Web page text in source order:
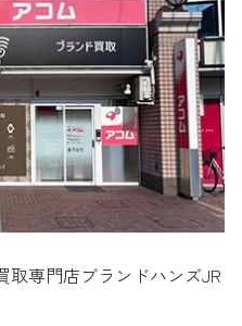
取専門店ブランドハンズJR